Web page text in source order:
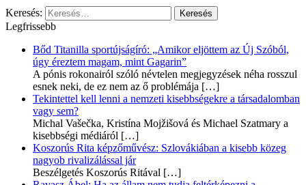
Keresés:
Legfrissebb
Bőd Titanilla sportújságíró: „Amikor eljöttem az Új Szóból,
úgy éreztem magam, mint Gagarin”
A pónis rokonairól szóló névtelen megjegyzések néha rosszul
esnek neki, de ez nem az ő problémája […]
Tekintettel kell lenni a nemzeti kisebbségekre a társadalomban
vagy sem?
Michal Vašečka, Kristína Mojžišová és Michael Szatmary a
kisebbségi médiáról […]
Koszorús Rita képzőművész: Szlovákiában a kisebb közeg
nagyob rivalizálással jár
Beszélgetés Koszorús Ritával […]